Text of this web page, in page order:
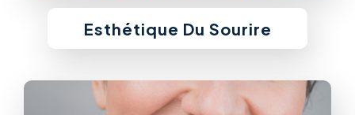
Esthétique Du Sourire